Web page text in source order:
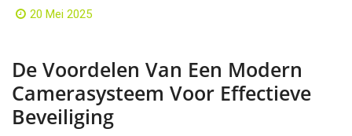
20 Mei 2025
De Voordelen Van Een Modern
Camerasysteem Voor Effectieve
Beveiliging